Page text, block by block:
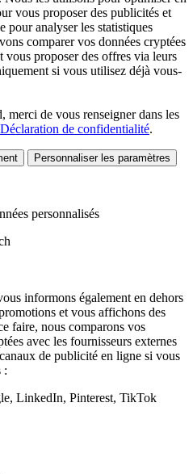
vous proposer des publicités et
pour analyser les statistiques
comparer vos données cryptées
vous proposer des offres via leurs
si vous utilisez déjà vous-
de vous renseigner dans les
Déclaration de confidentialité.
Personnaliser les paramètres
personnalisés
informons également en dehors
et vous affichons des
faire, nous comparons vos
avec les fournisseurs externes
de publicité en ligne si vous
:
LinkedIn, Pinterest, TikTok